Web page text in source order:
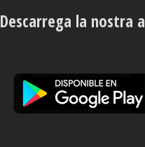
Descarrega la nostra